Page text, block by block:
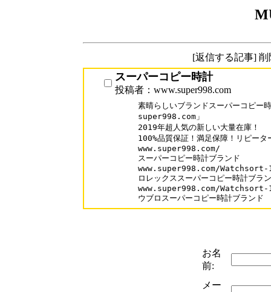
[返信する記事]
スーパーコピー時計
投稿者：www.super998.com
素晴らしいブランドスーパーコピー
super998.com」
2019年超人気の新しい大量在庫！
100%品質保証！満足保障！リピー
www.super998.com/
スーパーコピー時計ブランド
www.super998.com/
ロレックススーパーコピー時計ブラ
www.super998.com/
ウブロスーパーコピー時計ブランド
お名
前:
メー